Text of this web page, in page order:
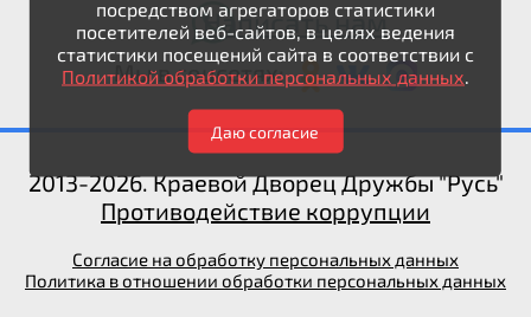
Написать нам
Мы в соцсетях:
2013-2026. Краевой Дворец Дружбы "Русь"
Противодействие коррупции
Согласие на обработку персональных данных
Политика в отношении обработки персональных данных
посредством агрегаторов статистики
посетителей веб-сайтов, в целях ведения
статистики посещений сайта в соответствии с
Политикой обработки персональных данных
Даю согласие